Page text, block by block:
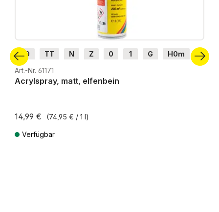
H0 TT N Z 0 1 G
H0m
H0e
Art.-Nr. 61171
Acrylspray, matt, elfenbein
14,99 € (74,95 € / 1 l)
Verfügbar